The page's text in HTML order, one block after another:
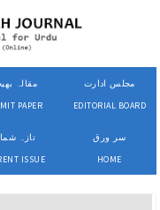
مقالہ
PAPER
مجلس ادارت
EDITORIAL BOARD
تازہ
ISSUE
سر ورق
HOME